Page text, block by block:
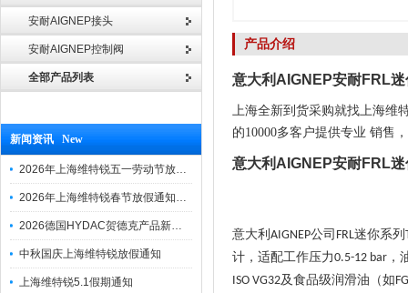
安耐AIGNEP接头
安耐AIGNEP控制阀
全部产品列表
新闻资讯 New
2026年上海维特锐五一劳动节放假通知
2026年上海维特锐春节放假通知及调班安排
2026德国HYDAC贺德克产品新到一批现货
中秋国庆上海维特锐放假通知
上海维特锐5.1假期通知
产品介绍
意大利AIGNEP安耐FRL
上海全新到货采购就找上海维
的10000多客户提供专业 销售
意大利AIGNEP安耐FRL
意大利 AIGNEP公司 FRL迷你系列
计，适配工作压力0.5-12 bar ，
ISO VG32及食品级润滑油（如FG